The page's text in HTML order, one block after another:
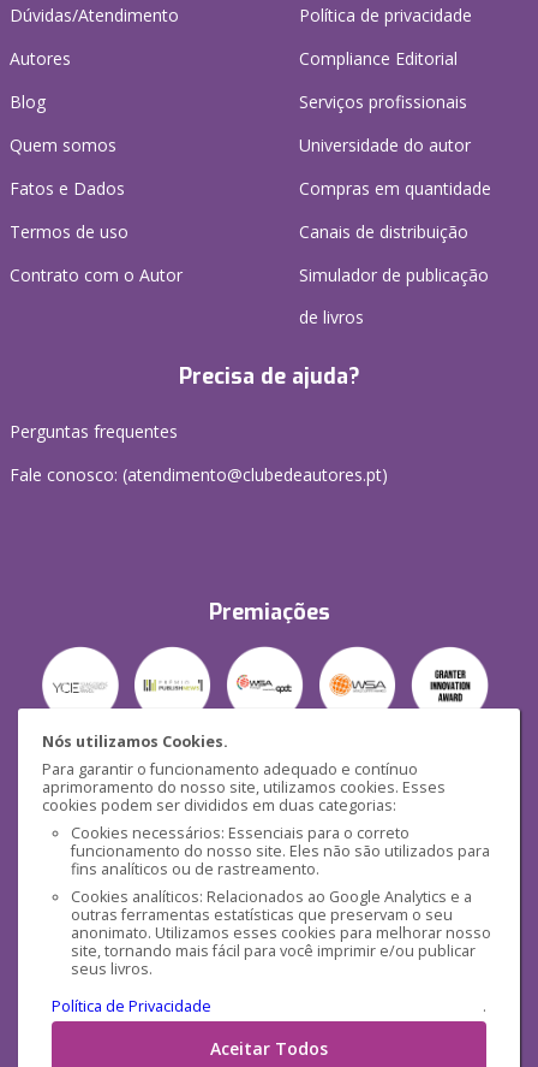
Nós utilizamos Cookies.
Para garantir o funcionamento adequado e contínuo
aprimoramento do nosso site, utilizamos cookies. Esses
cookies podem ser divididos em duas categorias:
Cookies necessários: Essenciais para o correto
funcionamento do nosso site. Eles não são utilizados para
fins analíticos ou de rastreamento.
Cookies analíticos: Relacionados ao Google Analytics e a
outras ferramentas estatísticas que preservam o seu
anonimato. Utilizamos esses cookies para melhorar nosso
site, tornando mais fácil para você imprimir e/ou publicar
seus livros.
Política de Privacidade
.
Aceitar Todos
Dúvidas/Atendimento
Autores
Blog
Quem somos
Fatos e Dados
Termos de uso
Contrato com o Autor
Política de privacidade
Compliance Editorial
Serviços profissionais
Universidade do autor
Compras em quantidade
Canais de distribuição
Simulador de publicação
de livros
Precisa de ajuda?
Perguntas frequentes
Fale conosco: (atendimento@clubedeautores.pt)
Premiações
Segurança
Mídias Sociais